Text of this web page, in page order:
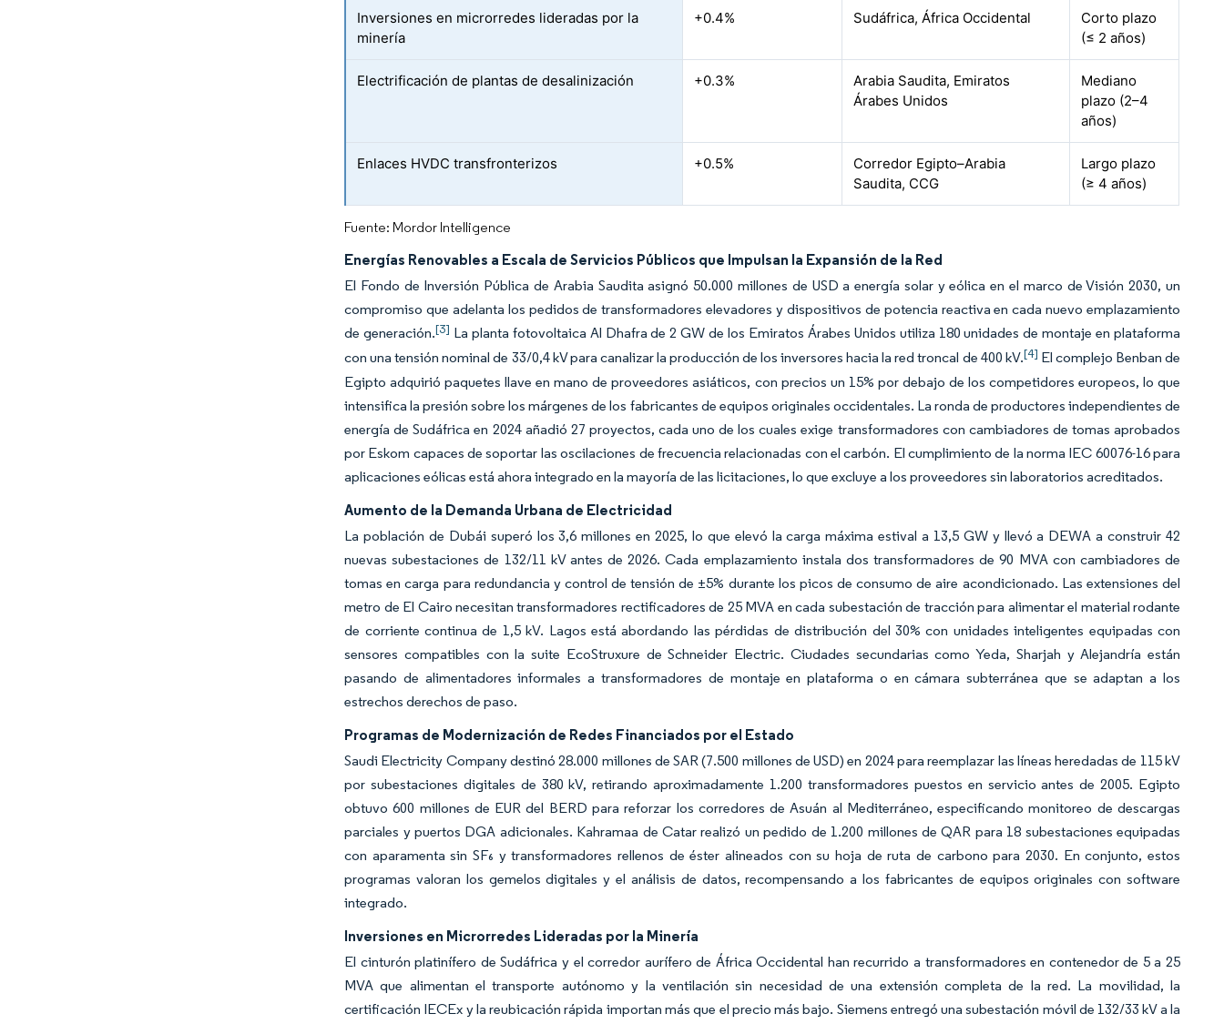
Inversiones en microrredes lideradas por la
minería
+0.4% Sudáfrica, África Occidental
Corto plazo
(≤ 2 años)
Electrificación de plantas de desalinización +0.3%
Arabia Saudita, Emiratos
Árabes Unidos
Mediano
plazo (2–4
años)
Enlaces HVDC transfronterizos +0.5%
Corredor Egipto–Arabia
Saudita, CCG
Largo plazo
(≥ 4 años)
Fuente: Mordor Intelligence
Energías Renovables a Escala de Servicios Públicos que Impulsan la Expansión de la Red
El Fondo de Inversión Pública de Arabia Saudita asignó 50.000 millones de USD a energía solar y eólica en el marco de Visión 2030, un
compromiso que adelanta los pedidos de transformadores elevadores y dispositivos de potencia reactiva en cada nuevo emplazamiento
de generación.[3] La planta fotovoltaica Al Dhafra de 2 GW de los Emiratos Árabes Unidos utiliza 180 unidades de montaje en plataforma
con una tensión nominal de 33/0,4 kV para canalizar la producción de los inversores hacia la red troncal de 400 kV.[4] El complejo Benban de
Egipto adquirió paquetes llave en mano de proveedores asiáticos, con precios un 15% por debajo de los competidores europeos, lo que
intensifica la presión sobre los márgenes de los fabricantes de equipos originales occidentales. La ronda de productores independientes de
energía de Sudáfrica en 2024 añadió 27 proyectos, cada uno de los cuales exige transformadores con cambiadores de tomas aprobados
por Eskom capaces de soportar las oscilaciones de frecuencia relacionadas con el carbón. El cumplimiento de la norma IEC 60076-16 para
aplicaciones eólicas está ahora integrado en la mayoría de las licitaciones, lo que excluye a los proveedores sin laboratorios acreditados.
Aumento de la Demanda Urbana de Electricidad
La población de Dubái superó los 3,6 millones en 2025, lo que elevó la carga máxima estival a 13,5 GW y llevó a DEWA a construir 42
nuevas subestaciones de 132/11 kV antes de 2026. Cada emplazamiento instala dos transformadores de 90 MVA con cambiadores de
tomas en carga para redundancia y control de tensión de ±5% durante los picos de consumo de aire acondicionado. Las extensiones del
metro de El Cairo necesitan transformadores rectificadores de 25 MVA en cada subestación de tracción para alimentar el material rodante
de corriente continua de 1,5 kV. Lagos está abordando las pérdidas de distribución del 30% con unidades inteligentes equipadas con
sensores compatibles con la suite EcoStruxure de Schneider Electric. Ciudades secundarias como Yeda, Sharjah y Alejandría están
pasando de alimentadores informales a transformadores de montaje en plataforma o en cámara subterránea que se adaptan a los
estrechos derechos de paso.
Programas de Modernización de Redes Financiados por el Estado
Saudi Electricity Company destinó 28.000 millones de SAR (7.500 millones de USD) en 2024 para reemplazar las líneas heredadas de 115 kV
por subestaciones digitales de 380 kV, retirando aproximadamente 1.200 transformadores puestos en servicio antes de 2005. Egipto
obtuvo 600 millones de EUR del BERD para reforzar los corredores de Asuán al Mediterráneo, especificando monitoreo de descargas
parciales y puertos DGA adicionales. Kahramaa de Catar realizó un pedido de 1.200 millones de QAR para 18 subestaciones equipadas
con aparamenta sin SF₆ y transformadores rellenos de éster alineados con su hoja de ruta de carbono para 2030. En conjunto, estos
programas valoran los gemelos digitales y el análisis de datos, recompensando a los fabricantes de equipos originales con software
integrado.
Inversiones en Microrredes Lideradas por la Minería
El cinturón platinífero de Sudáfrica y el corredor aurífero de África Occidental han recurrido a transformadores en contenedor de 5 a 25
MVA que alimentan el transporte autónomo y la ventilación sin necesidad de una extensión completa de la red. La movilidad, la
certificación IECEx y la reubicación rápida importan más que el precio más bajo. Siemens entregó una subestación móvil de 132/33 kV a la